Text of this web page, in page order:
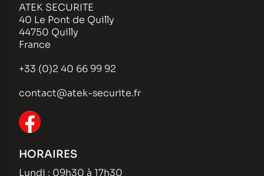
ATEK SECURITE
40 Le Pont de Quilly
44750 Quilly
France
+33 (0)2 40 66 99 92
contact@atek-securite.fr
HORAIRES
Lundi : 09h30 à 17h30